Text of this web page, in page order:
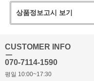
상품정보고시 보기
CUSTOMER INFO
ㅡ
070-7114-1590
평일 10:00~17:30